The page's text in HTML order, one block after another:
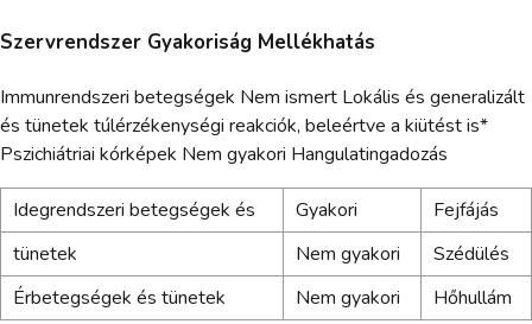
Szervrendszer Gyakoriság Mellékhatás
Immunrendszeri betegségek Nem ismert Lokális és generalizált
és tünetek túlérzékenységi reakciók, beleértve a kiütést is*
Pszichiátriai kórképek Nem gyakori Hangulatingadozás
Idegrendszeri betegségek és Gyakori
Fejfájás
tünetek
Nem gyakori
Szédülés
Érbetegségek és tünetek
Nem gyakori Hőhullám